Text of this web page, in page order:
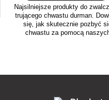
Najsilniejsze produkty do
trującego chwastu durman.
się, jak skutecznie pozbyć
chwastu za pomocą